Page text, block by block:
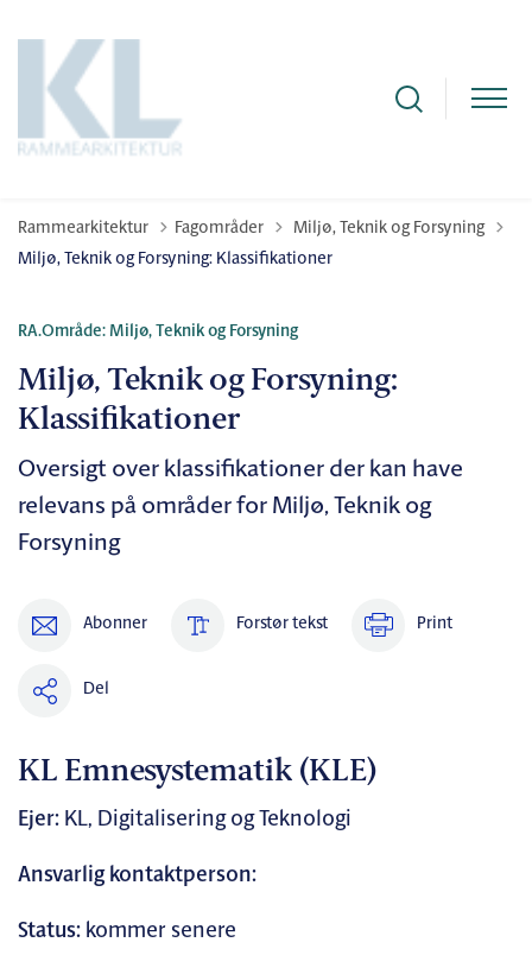
Rammearkitektur Fagområder Tilbage til
Miljø, Teknik og Forsyning
Miljø, Teknik og Forsyning: Klassifikationer
RA.Område: Miljø, Teknik og Forsyning
Miljø, Teknik og Forsyning:
Klassifikationer
Oversigt over klassifikationer der kan have
relevans på områder for Miljø, Teknik og
Forsyning
Abonner Forstør tekst Print
Del
KL Emnesystematik (KLE)
Ejer: KL, Digitalisering og Teknologi
Ansvarlig kontaktperson:
Status: kommer senere